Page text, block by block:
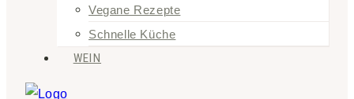
Vegane Rezepte
Schnelle Küche
WEIN